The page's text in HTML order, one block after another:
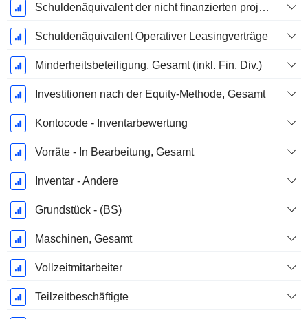
Schuldenäquivalent der nicht finanzierten projizierten Leistungspflicht
Schuldenäquivalent Operativer Leasingverträge
Minderheitsbeteiligung, Gesamt (inkl. Fin. Div.)
Investitionen nach der Equity-Methode, Gesamt
Kontocode - Inventarbewertung
Vorräte - In Bearbeitung, Gesamt
Inventar - Andere
Grundstück - (BS)
Maschinen, Gesamt
Vollzeitmitarbeiter
Teilzeitbeschäftigte